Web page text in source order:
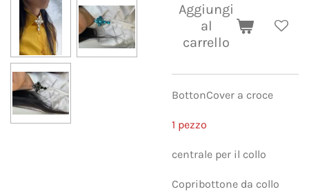
Aggiungi
al
carrello
BottonCover a croce
1 pezzo
centrale per il collo
Copribottone da collo